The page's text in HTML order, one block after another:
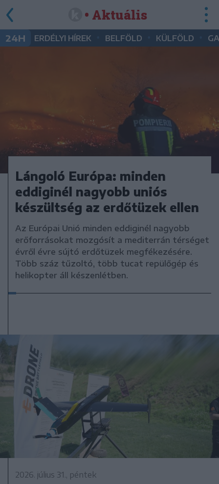
• Aktuális
24H ERDÉLYI HÍREK BELFÖLD KÜLFÖLD
Lángoló Európa: minden
eddiginél nagyobb uniós
készültség az erdőtüzek ellen
Az Európai Unió minden eddiginél nagyobb
erőforrásokat mozgósít a mediterrán térséget
évről évre sújtó erdőtüzek megfékezésére.
Több száz tűzoltó, több tucat repülőgép és
helikopter áll készenlétben.
2026. július 31., péntek